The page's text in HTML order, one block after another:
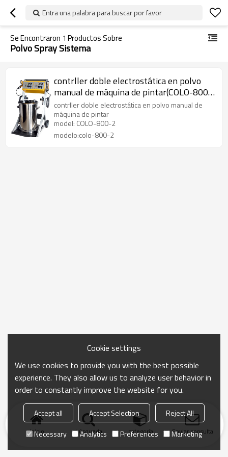
Entra una palabra para buscar por favor
Se Encontraron 1 Productos Sobre
Polvo Spray Sistema
contrller doble electrostática en polvo
manual de máquina de pintar(COLO-800-
2)
contrller doble electrostática en polvo manual de
máquina de pintar
model: COLO-800-2
modelo:colo-800-2
Inicio búsqueda categoría Enviar consulta
Cookie settings
We use cookies to provide you with the best possible
experience. They also allow us to analyze user behavior in
order to constantly improve the website for you.
Accept all Accept Selection
Reject All
Necessary
Analytics Preferences Marketing